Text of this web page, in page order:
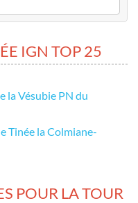
IGN TOP 25
la Vésubie PN du
Tinée la Colmiane-
POUR LA TOUR